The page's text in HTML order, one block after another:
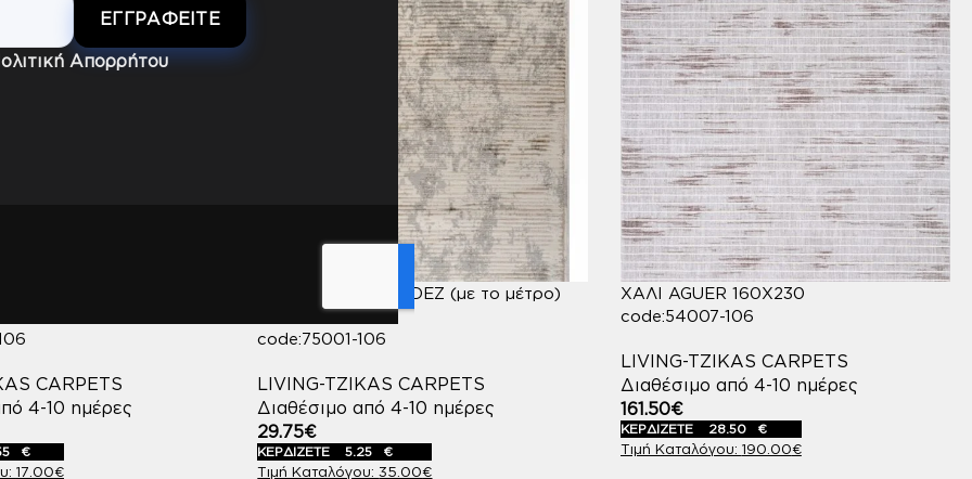
Απορρήτου
CARPETS
4-10 ημέρες
17.00€
€
ΔΙΑΔΡΟΜΟΣ MENDEZ (με το μέτρο)
code:75001-106
LIVING-TZIKAS CARPETS
Διαθέσιμο από 4-10 ημέρες
35.00€
29.75€
ΚΕΡΔΙΖΕΤΕ 5.25 €
ΧΑΛΙ AGUER 160X230
code:54007-106
LIVING-TZIKAS CARPETS
Διαθέσιμο από 4-10 ημέρες
190.00€
161.50€
ΚΕΡΔΙΖΕΤΕ 28.50 €